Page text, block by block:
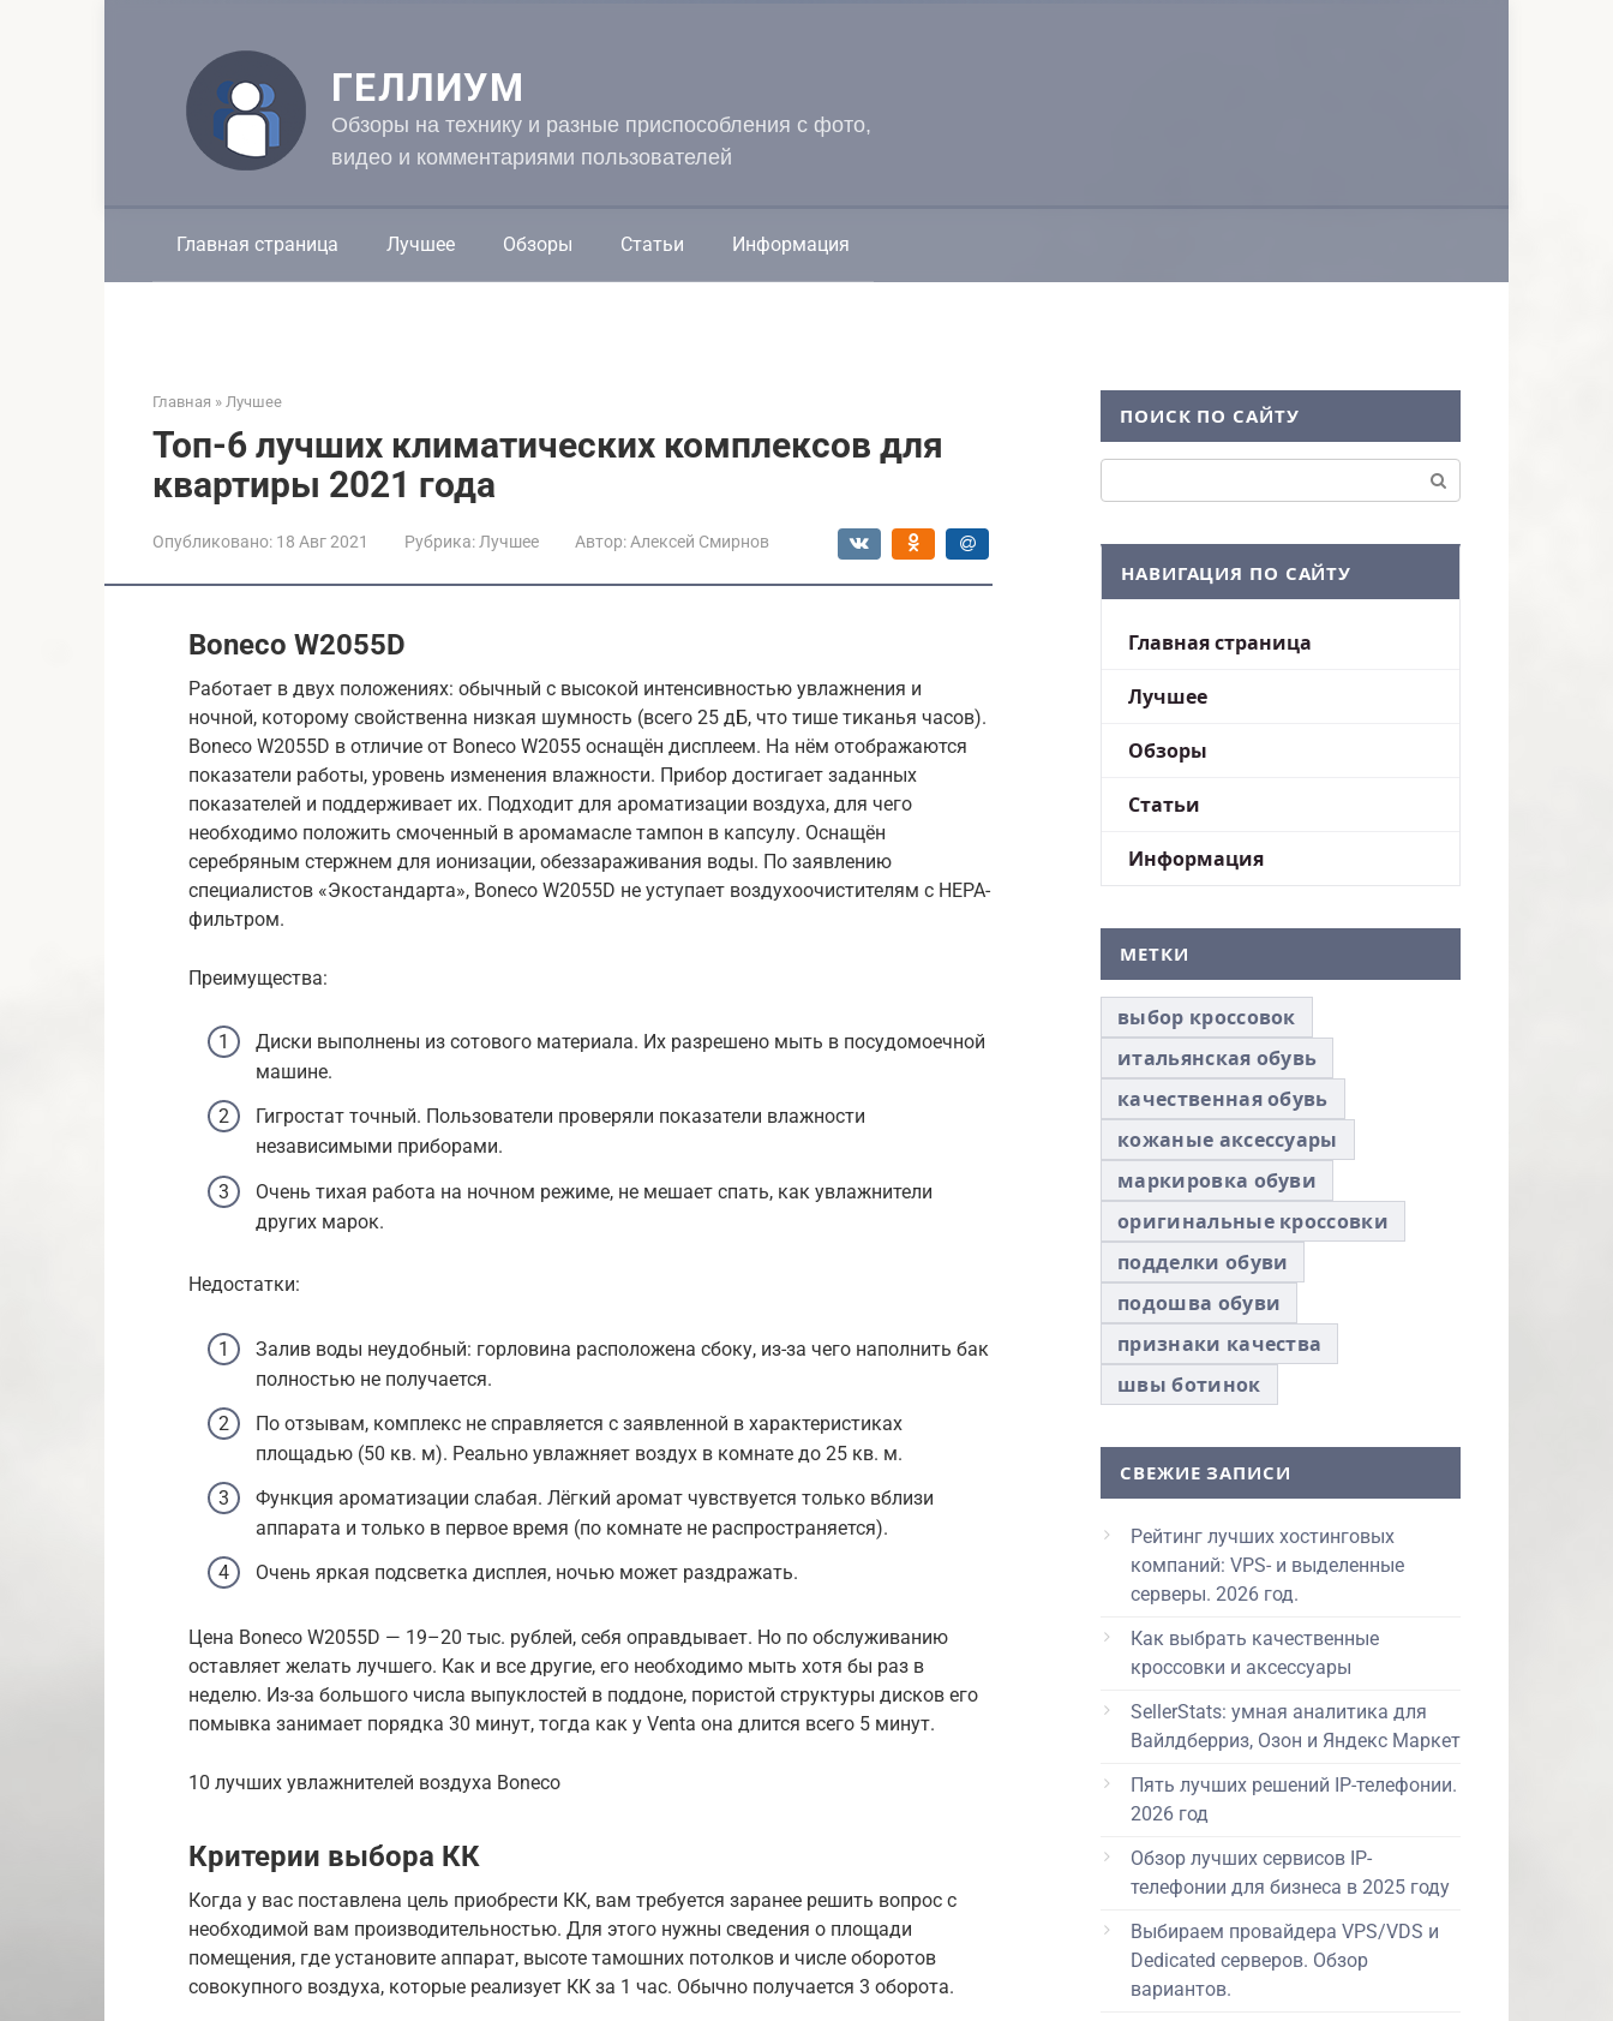
ГЕЛЛИУМ
Обзоры на технику и разные приспособления с фото,
видео и комментариями пользователей
Главная страница Лучшее Обзоры Статьи Информация
Главная » Лучшее
Топ-6 лучших климатических комплексов для
квартиры 2021 года
Опубликовано: 18 Авг 2021 Рубрика: Лучшее Автор: Алексей Смирнов
Boneco W2055D
Работает в двух положениях: обычный с высокой интенсивностью увлажнения и
ночной, которому свойственна низкая шумность (всего 25 дБ, что тише тиканья часов).
Boneco W2055D в отличие от Boneco W2055 оснащён дисплеем. На нём отображаются
показатели работы, уровень изменения влажности. Прибор достигает заданных
показателей и поддерживает их. Подходит для ароматизации воздуха, для чего
необходимо положить смоченный в аромамасле тампон в капсулу. Оснащён
серебряным стержнем для ионизации, обеззараживания воды. По заявлению
специалистов «Экостандарта», Boneco W2055D не уступает воздухоочистителям с НЕРА-
фильтром.
Преимущества:
Диски выполнены из сотового материала. Их разрешено мыть в посудомоечной
машине.
Гигростат точный. Пользователи проверяли показатели влажности
независимыми приборами.
Очень тихая работа на ночном режиме, не мешает спать, как увлажнители
других марок.
Недостатки:
Залив воды неудобный: горловина расположена сбоку, из-за чего наполнить бак
полностью не получается.
По отзывам, комплекс не справляется с заявленной в характеристиках
площадью (50 кв. м). Реально увлажняет воздух в комнате до 25 кв. м.
Функция ароматизации слабая. Лёгкий аромат чувствуется только вблизи
аппарата и только в первое время (по комнате не распространяется).
Очень яркая подсветка дисплея, ночью может раздражать.
Цена Boneco W2055D — 19–20 тыс. рублей, себя оправдывает. Но по обслуживанию
оставляет желать лучшего. Как и все другие, его необходимо мыть хотя бы раз в
неделю. Из-за большого числа выпуклостей в поддоне, пористой структуры дисков его
помывка занимает порядка 30 минут, тогда как у Venta она длится всего 5 минут.
10 лучших увлажнителей воздуха Boneco
Критерии выбора КК
Когда у вас поставлена цель приобрести КК, вам требуется заранее решить вопрос с
необходимой вам производительностью. Для этого нужны сведения о площади
помещения, где установите аппарат, высоте тамошних потолков и числе оборотов
совокупного воздуха, которые реализует КК за 1 час. Обычно получается 3 оборота.
ПОИСК ПО САЙТУ
НАВИГАЦИЯ ПО САЙТУ
Главная страница
Лучшее
Обзоры
Статьи
Информация
МЕТКИ
выбор кроссовок
итальянская обувь
качественная обувь
кожаные аксессуары
маркировка обуви
оригинальные кроссовки
подделки обуви
подошва обуви
признаки качества
швы ботинок
СВЕЖИЕ ЗАПИСИ
Рейтинг лучших хостинговых
компаний: VPS- и выделенные
серверы. 2026 год.
Как выбрать качественные
кроссовки и аксессуары
SellerStats: умная аналитика для
Вайлдберриз, Озон и Яндекс Маркет
Пять лучших решений IP-телефонии.
2026 год
Обзор лучших сервисов IP-
телефонии для бизнеса в 2025 году
Выбираем провайдера VPS/VDS и
Dedicated серверов. Обзор
вариантов.